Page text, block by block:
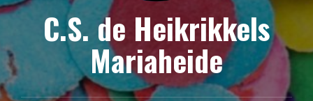
C.S. de Heikrikkels
Mariaheide